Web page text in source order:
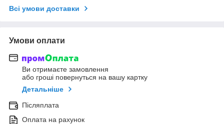
Всі умови доставки
Умови оплати
Ви отримаєте замовлення
або гроші повернуться на вашу картку
Детальніше
Післяплата
Оплата на рахунок